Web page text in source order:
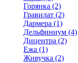
Горянка (2)
Гравилат (2)
Дармера (1)
Дельфиниум (4)
Дицентра (2)
Ежа (1)
Живучка (2)